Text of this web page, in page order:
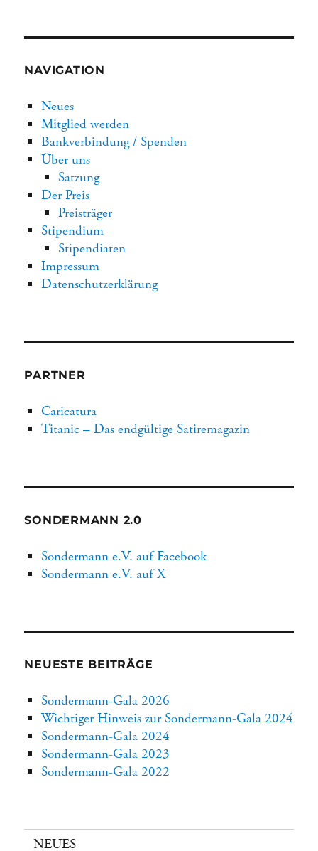
NAVIGATION
Neues
Mitglied werden
Bankverbindung / Spenden
Über uns
Satzung
Der Preis
Preisträger
Stipendium
Stipendiaten
Impressum
Datenschutzerklärung
PARTNER
Caricatura
Titanic – Das endgültige Satiremagazin
SONDERMANN 2.0
Sondermann e.V. auf Facebook
Sondermann e.V. auf X
NEUESTE BEITRÄGE
Sondermann-Gala 2026
Wichtiger Hinweis zur Sondermann-Gala 2024
Sondermann-Gala 2024
Sondermann-Gala 2023
Sondermann-Gala 2022
NEUES